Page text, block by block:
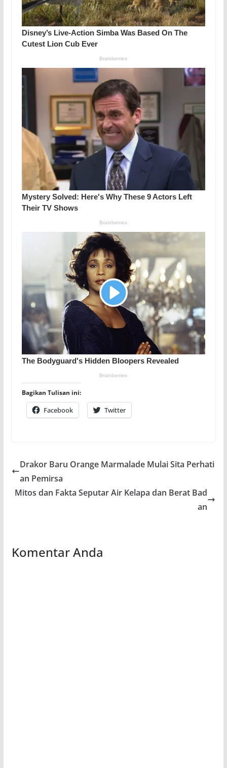
Bagikan Tulisan ini:
Facebook Twitter
Drakor Baru Orange Marmalade Mulai Sita Perhati
an Pemirsa
Mitos dan Fakta Seputar Air Kelapa dan Berat Bad
an
Komentar Anda